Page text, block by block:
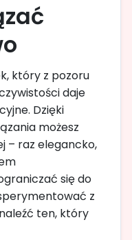
który z pozoru
daje
Dzięki
możesz
– raz elegancko,
się do
z
ten, który